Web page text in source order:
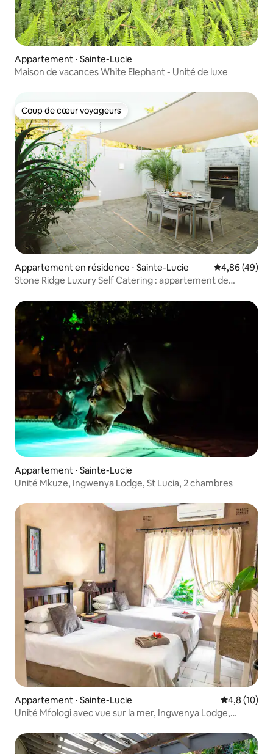
Appartement ⋅ Sainte-Lucie
Maison de vacances White Elephant - Unité de luxe
Coup de cœur voyageurs
Coup de cœur voyageurs
Appartement en résidence ⋅ Sainte-Lucie Évaluation
4,86 (49)
Stone Ridge Luxury Self Catering : appartement de
Appartement ⋅ Sainte-Lucie
Unité Mkuze, Ingwenya Lodge, St Lucia, 2 chambres
Appartement ⋅ Sainte-Lucie Évaluation
4,8 (10)
Unité Mfologi avec vue sur la mer, Ingwenya Lodge,